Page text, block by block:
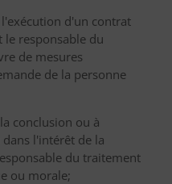
l'exécution d'un contrat
le responsable du
de mesures
de la personne
conclusion ou à
l'intérêt de la
du traitement
ou morale;